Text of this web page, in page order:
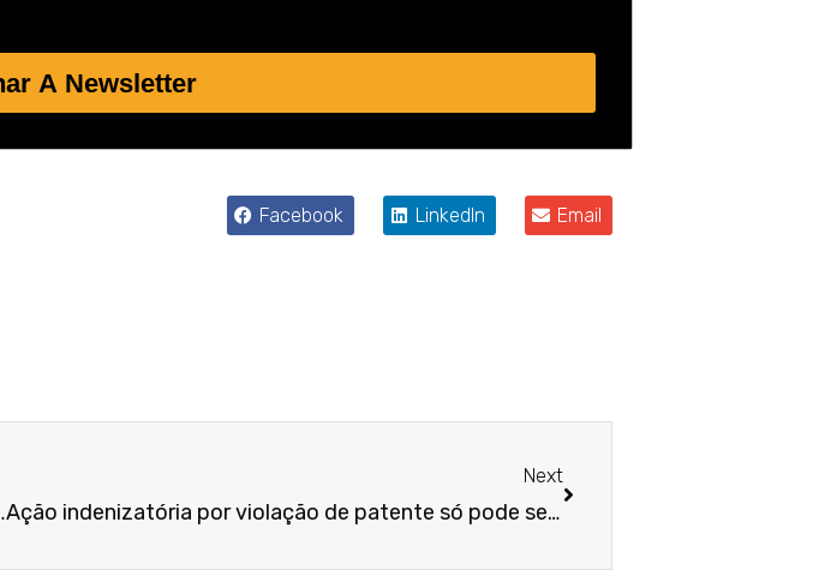
A Newsletter
Facebook LinkedIn Email
exposta a agentes biológicos
Next
Ação indenizatória por violação de patente só pode ser ajuizada após a sua concessão pelo INPI